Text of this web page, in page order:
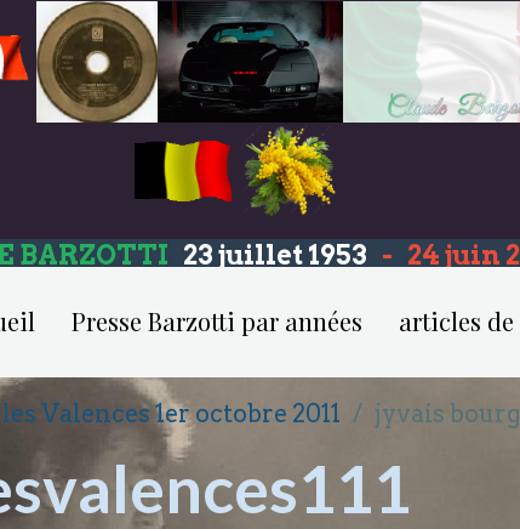
BARZOTTI 23 juillet 1953 - 24 juin
Presse Barzotti par années articles de
Valences 1er octobre 2011 jyvais